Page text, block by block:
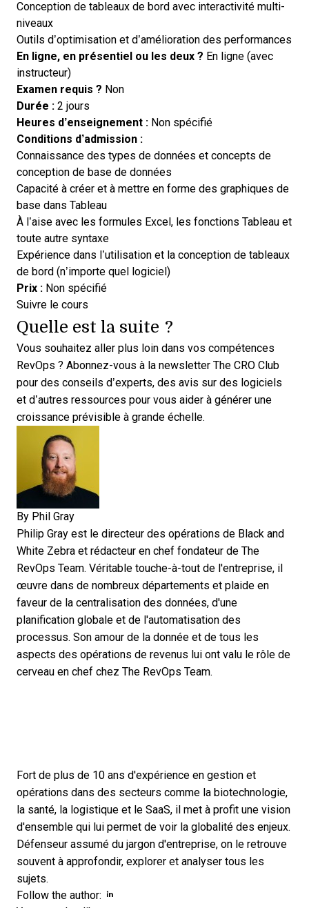
Conception de tableaux de bord avec interactivité multi-
niveaux
Outils d’optimisation et d’amélioration des performances
En ligne, en présentiel ou les deux ? En ligne (avec
instructeur)
Examen requis ? Non
Durée : 2 jours
Heures d’enseignement : Non spécifié
Conditions d’admission :
Connaissance des types de données et concepts de
conception de base de données
Capacité à créer et à mettre en forme des graphiques de
base dans Tableau
À l’aise avec les formules Excel, les fonctions Tableau et
toute autre syntaxe
Expérience dans l’utilisation et la conception de tableaux
de bord (n’importe quel logiciel)
Prix : Non spécifié
Suivre le cours
Quelle est la suite ?
Vous souhaitez aller plus loin dans vos compétences
RevOps ? Abonnez-vous à la newsletter The CRO Club
pour des conseils d’experts, des avis sur des logiciels
et d’autres ressources pour vous aider à générer une
croissance prévisible à grande échelle.
By Phil Gray
Philip Gray est le directeur des opérations de Black and
White Zebra et rédacteur en chef fondateur de The
RevOps Team. Véritable touche-à-tout de l'entreprise, il
œuvre dans de nombreux départements et plaide en
faveur de la centralisation des données, d'une
planification globale et de l'automatisation des
processus. Son amour de la donnée et de tous les
aspects des opérations de revenus lui ont valu le rôle de
cerveau en chef chez The RevOps Team.
Fort de plus de 10 ans d'expérience en gestion et
opérations dans des secteurs comme la biotechnologie,
la santé, la logistique et le SaaS, il met à profit une vision
d'ensemble qui lui permet de voir la globalité des enjeux.
Défenseur assumé du jargon d'entreprise, on le retrouve
souvent à approfondir, explorer et analyser tous les
sujets.
Follow the author: Opens new window